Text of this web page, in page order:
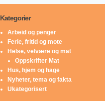
Kategorier
Arbeid og penger
Ferie, fritid og mote
Helse, velvære og mat
Oppskrifter Mat
Hus, hjem og hage
Nyheter, tema og fakta
Ukategorisert